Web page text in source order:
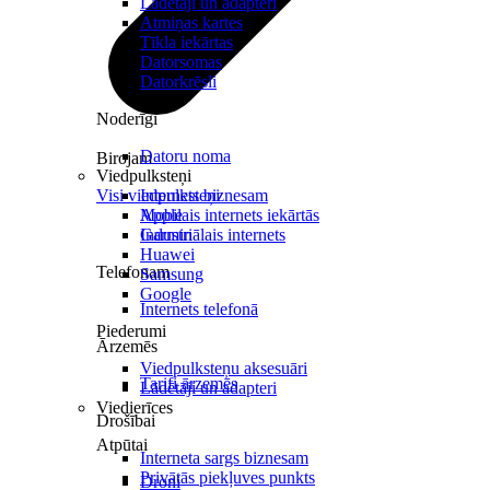
Birojam
Internets biznesam
Mobilais internets iekārtās
Industriālais internets
Telefonam
Internets telefonā
Ārzemēs
Tarifi ārzemēs
Drošībai
Interneta sargs biznesam
Privātās piekļuves punkts
Atmiņas kartes
Tīkla iekārtas
Datorsomas
Datorkrēsli
Noderīgi
Datoru noma
Viedpulksteņi
Visi viedpulksteņi
Apple
Garmin
Huawei
Samsung
Google
Piederumi
Viedpulksteņu aksesuāri
Lādētāji un adapteri
Viedierīces
Atpūtai
Droni